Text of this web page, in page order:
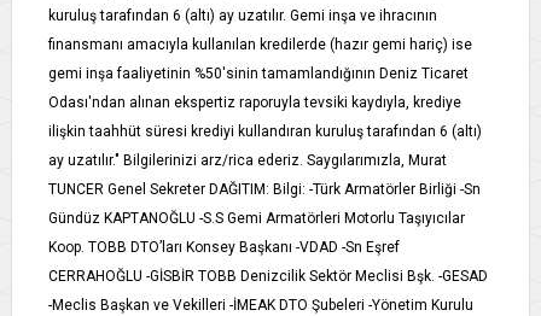
kuruluş tarafından 6 (altı) ay uzatılır. Gemi inşa ve ihracının
finansmanı amacıyla kullanılan kredilerde (hazır gemi hariç) ise
gemi inşa faaliyetinin %50'sinin tamamlandığının Deniz Ticaret
Odası'ndan alınan ekspertiz raporuyla tevsiki kaydıyla, krediye
ilişkin taahhüt süresi krediyi kullandıran kuruluş tarafından 6 (altı)
ay uzatılır." Bilgilerinizi arz/rica ederiz. Saygılarımızla, Murat
TUNCER Genel Sekreter DAĞITIM: Bilgi: -Türk Armatörler Birliği -Sn
Gündüz KAPTANOĞLU -S.S Gemi Armatörleri Motorlu Taşıyıcılar
Koop. TOBB DTO’ları Konsey Başkanı -VDAD -Sn Eşref
CERRAHOĞLU -GİSBİR TOBB Denizcilik Sektör Meclisi Bşk. -GESAD
-Meclis Başkan ve Vekilleri -İMEAK DTO Şubeleri -Yönetim Kurulu